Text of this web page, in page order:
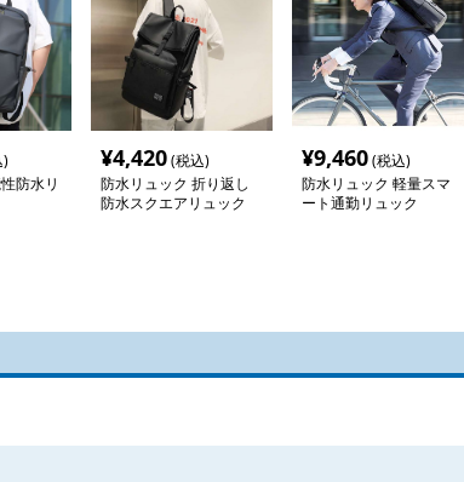
)
防水リ
¥4,420(税込)
防水リュック 折り返し
防水スクエアリュック
¥9,460(税込)
防水リュック 軽量スマ
ート通勤リュック